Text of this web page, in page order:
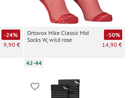
-24%
9,90 €
Ortovox Hike Classic Mid
Socks W, wild rose
-50%
14,90 €
42-44